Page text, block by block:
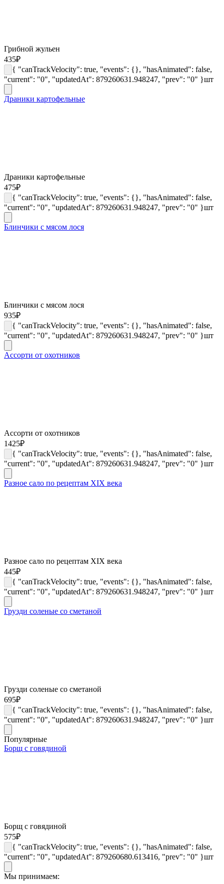
Грибной жульен
435₽
{ "canTrackVelocity": true, "events": {}, "hasAnimated": false,
"current": "0", "updatedAt": 879260631.948247, "prev": "0" }шт
Драники картофельные
Драники картофельные
475₽
{ "canTrackVelocity": true, "events": {}, "hasAnimated": false,
"current": "0", "updatedAt": 879260631.948247, "prev": "0" }шт
Блинчики с мясом лося
Блинчики с мясом лося
935₽
{ "canTrackVelocity": true, "events": {}, "hasAnimated": false,
"current": "0", "updatedAt": 879260631.948247, "prev": "0" }шт
Ассорти от охотников
Ассорти от охотников
1425₽
{ "canTrackVelocity": true, "events": {}, "hasAnimated": false,
"current": "0", "updatedAt": 879260631.948247, "prev": "0" }шт
Разное сало по рецептам XIX века
Разное сало по рецептам XIX века
445₽
{ "canTrackVelocity": true, "events": {}, "hasAnimated": false,
"current": "0", "updatedAt": 879260631.948247, "prev": "0" }шт
Грузди соленые со сметаной
Грузди соленые со сметаной
695₽
{ "canTrackVelocity": true, "events": {}, "hasAnimated": false,
"current": "0", "updatedAt": 879260631.948247, "prev": "0" }шт
Популярные
Борщ с говядиной
Борщ с говядиной
575₽
{ "canTrackVelocity": true, "events": {}, "hasAnimated": false,
"current": "0", "updatedAt": 879260680.613416, "prev": "0" }шт
Мы принимаем: